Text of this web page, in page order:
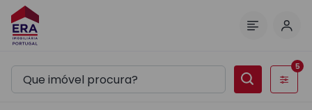
Filtros
5